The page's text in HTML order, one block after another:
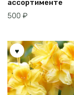
ассортименте
500 ₽